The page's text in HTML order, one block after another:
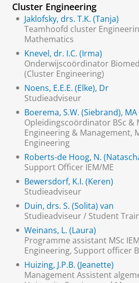
Cluster Engineering
Jaklofsky, drs. T.K. (Tanja)
Teamhoofd cluster
Mathematics
Knevel, dr. I.C. (Irma)
Onderwijscoördinator
(Cluster Engineering)
Noens, E.E.E. (Elke), Dr
Studieadviseur
Boerema, S.W. (Siebrand), MA
Opleidingscoördinator BSc &
Engineering & Management,
Engineering
Roberts-de Hoog, N.
Support Officer IEM/ME
Bewersdorf, K.I. (Keren)
Studieadviseur
Duin, drs. S. (Solita) van
Studieadviseur / Student
Weinans, L. (Laura)
Programme assistant MSc
Engineering, Support officer
Huizing, J.P.B. (Jeanette)
Management Assistent